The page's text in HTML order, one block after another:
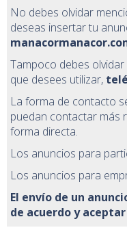
No debes olvidar
deseas insertar tu
Tampoco debes
que desees utilizar,
La forma de contacto
puedan contactar más
forma directa.
Los anuncios para
Los anuncios para
El envío de un
de acuerdo y